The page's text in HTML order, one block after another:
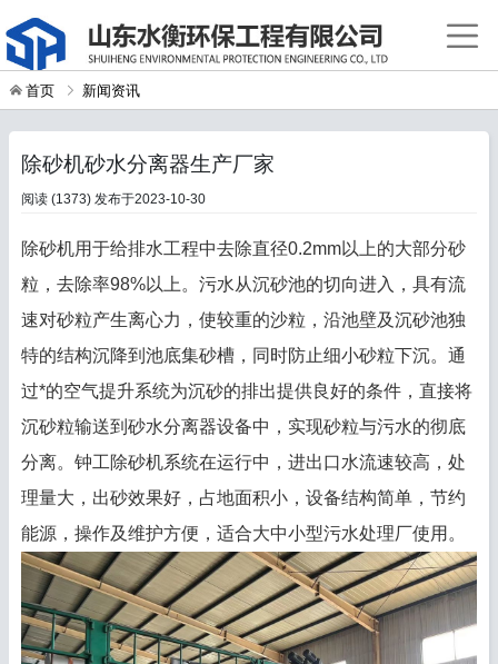
首页 新闻资讯
除砂机砂水分离器生产厂家
阅读 (1373) 发布于2023-10-30
除砂机用于给排水工程中去除直径0.2mm以上的大部分砂
粒，去除率98%以上。污水从沉砂池的切向进入，具有流
速对砂粒产生离心力，使较重的沙粒，沿池壁及沉砂池独
特的结构沉降到池底集砂槽，同时防止细小砂粒下沉。通
过*的空气提升系统为沉砂的排出提供良好的条件，直接将
沉砂粒输送到砂水分离器设备中，实现砂粒与污水的彻底
分离。钟工除砂机系统在运行中，进出口水流速较高，处
理量大，出砂效果好，占地面积小，设备结构简单，节约
能源，操作及维护方便，适合大中小型污水处理厂使用。